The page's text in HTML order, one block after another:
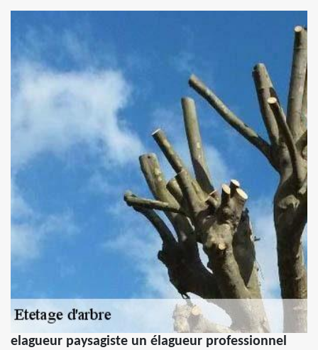
elagueur paysagiste un élagueur professionnel